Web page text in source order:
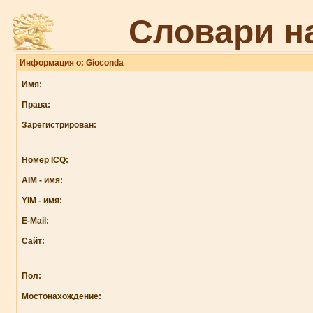
Словари
Информация о: Gioconda
Имя:
Права:
Зарегистрирован:
Номер ICQ:
AIM - имя:
YIM - имя:
E-Mail:
Сайт:
Пол:
Мостонахождение: